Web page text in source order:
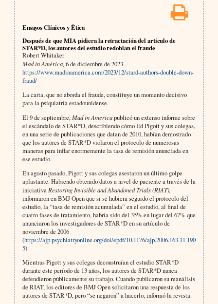
Ensayos Clínicos y Ética
Después de que MIA pidiera la retractación del artículo de
STAR*D, los autores del estudio redoblan el fraude
Robert Whitaker
Mad in América, 6 de diciembre de 2023
https://www.madinamerica.com/2023/12/stard-authors-double-down-
fraud/
La carta, que no aborda el fraude, constituye un momento decisivo
para la psiquiatría estadounidense.
El 9 de septiembre,Mad in Americapublicó un extenso informe sobre
el escándalo de STAR*D, describiendo cómo Ed Pigott y sus colegas,
en una serie de publicaciones que datan de 2010, habían demostrado
que los autores de STAR*D violaron el protocolo de numerosas
maneras para inflar enormemente la tasa de remisión anunciada en
ese estudio.
En agosto pasado, Pigott y sus colegas asestaron un último golpe
aplastante. Habiendo obtenido datos a nivel de paciente a través de la
iniciativa Restoring Invisible and Abandoned Trials (RIAT),
informaron en BMJ Open que si se hubiera seguido el protocolo del
estudio, la “tasa de remisión acumulada” en el estudio, al final de
cuatro fases de tratamiento, habría sido del 35% en lugar del 67% que
anunciaron los investigadores de STAR*D en su artículo de
noviembre de 2006
(https://ajp.psychiatryonline.org/doi/epdf/10.1176/ajp.2006.163.11.190
5).
Mientras Pigott y sus colegas deconstruían el estudio STAR*D
durante este período de 13 años, los autores de STAR*D nunca
defendieron públicamente su trabajo. Cuando publicaron su reanálisis
de RIAT, los editores de BMJ Open solicitaron una respuesta de los
autores de STAR*D, pero “se negaron” a hacerlo, informó la revista.